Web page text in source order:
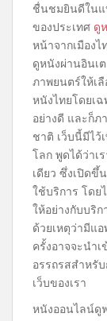
ชื่นชมยินดีในแ
ของประเทศ ดู
หน้าจากเมืองไ
ดูหนังผ่านอินเ
ภาพยนตร์ให้เ
หนังไทยโดยเ
อย่างดี และก็ภ
ชาติ เว็บนี้มีไว้
โลก พูดได้ว่าเ
เดียว ซึ่งเปิดขึ้
ใช้บริการ โดย
ให้อย่างกับบริ
ด้วยเหตุว่ามีแ
ครั้งอาจจะนำ
อรรถรสสำหรั
เว็บของเรา
หนังออนไลน์ดู